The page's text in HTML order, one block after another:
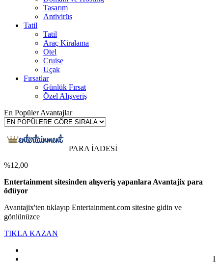
Tasarım
Antivirüs
Tatil
Tatil
Araç Kiralama
Otel
Cruise
Uçak
Fırsatlar
Günlük Fırsat
Özel Alışveriş
En Popüler Avantajlar
PARA İADESİ
%12,00
Entertainment sitesinden alışveriş yapanlara Avantajix para
ödüyor
Avantajix'ten tıklayıp Entertainment.com sitesine gidin ve
gönlünüzce
TIKLA KAZAN
1